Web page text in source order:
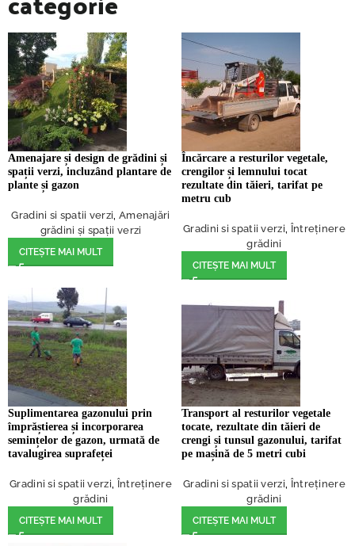
Amenajare și design de grădini și
spații verzi, incluzând plantare de
plante și gazon
Gradini si spatii verzi Amenajări
grădini și spații verzi
CITEȘTE MAI MULT
Încărcare a resturilor vegetale,
crengilor și lemnului tocat
rezultate din tăieri, tarifat pe
metru cub
Gradini si spatii verzi Întreținere
grădini
CITEȘTE MAI MULT
Suplimentarea gazonului prin
împrăștierea și incorporarea
semințelor de gazon, urmată de
tavalugirea suprafeței
Gradini si spatii verzi Întreținere
grădini
CITEȘTE MAI MULT
Transport al resturilor vegetale
tocate, rezultate din tăieri de
crengi și tunsul gazonului, tarifat
pe mașină de 5 metri cubi
Gradini si spatii verzi Întreținere
grădini
CITEȘTE MAI MULT